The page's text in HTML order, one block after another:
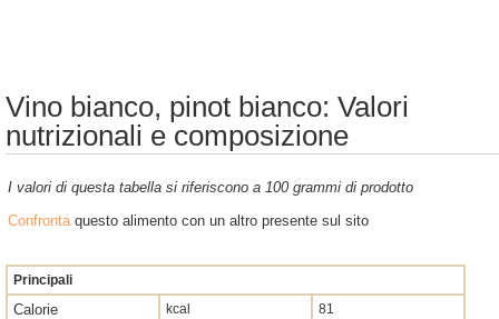
Vino bianco, pinot bianco: Valori
nutrizionali e composizione
I valori di questa tabella si riferiscono a 100 grammi di prodotto
Confrontaquesto alimento con un altro presente sul sito
Principali
Calorie kcal 81